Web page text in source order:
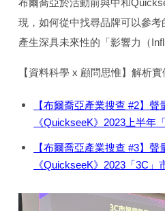
布爾喬亞於活動前與中和
現，如何從中找尋品牌可以參
產生深具未來性的「影響力（
【資料科學 x 顧問思惟】解析實
【布爾喬亞產業搜查 #2】聲
《QuickseeK》2023上半年
【布爾喬亞產業搜查 #3】
《QuickseeK》2023「3C」